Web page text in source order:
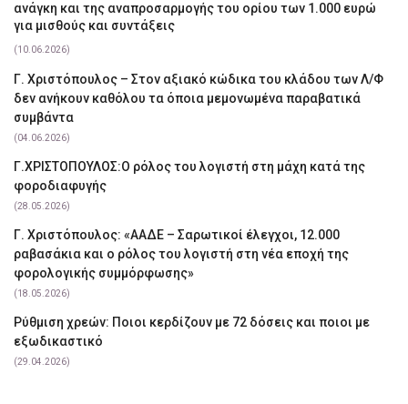
ανάγκη και της αναπροσαρμογής του ορίου των 1.000 ευρώ
για μισθούς και συντάξεις
(10.06.2026)
Γ. Χριστόπουλος – Στον αξιακό κώδικα του κλάδου των Λ/Φ
δεν ανήκουν καθόλου τα όποια μεμονωμένα παραβατικά
συμβάντα
(04.06.2026)
Γ.ΧΡΙΣΤΟΠΟΥΛΟΣ:Ο ρόλος του λογιστή στη μάχη κατά της
φοροδιαφυγής
(28.05.2026)
Γ. Χριστόπουλος: «ΑΑΔΕ – Σαρωτικοί έλεγχοι, 12.000
ραβασάκια και ο ρόλος του λογιστή στη νέα εποχή της
φορολογικής συμμόρφωσης»
(18.05.2026)
Ρύθμιση χρεών: Ποιοι κερδίζουν με 72 δόσεις και ποιοι με
εξωδικαστικό
(29.04.2026)